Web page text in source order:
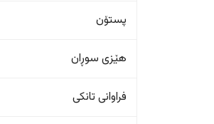
پستۆن
هێزی سوڕان
فراوانی تانکی